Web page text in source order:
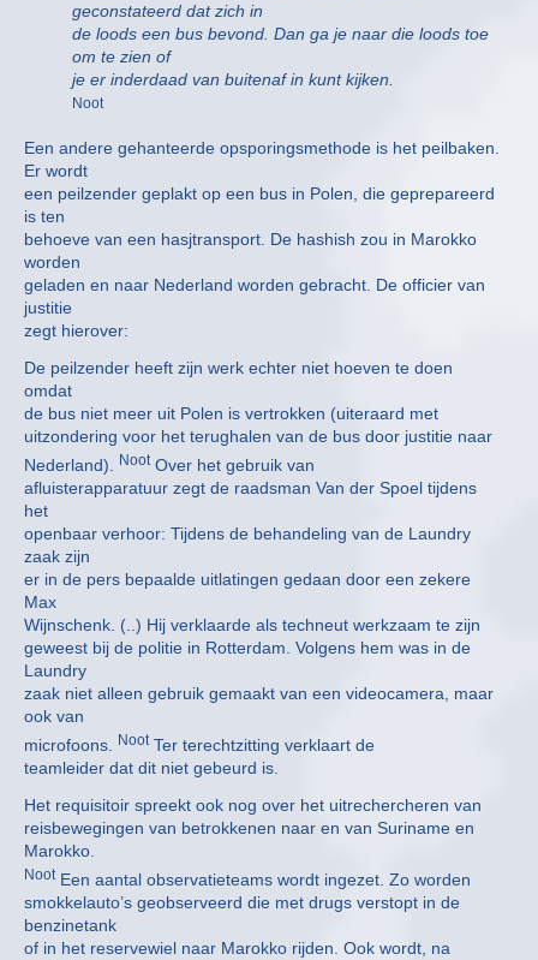
geconstateerd dat zich in
de loods een bus bevond. Dan ga je naar die loods toe
om te zien of
je er inderdaad van buitenaf in kunt kijken.
Noot
Een andere gehanteerde opsporingsmethode is het peilbaken.
Er wordt
een peilzender geplakt op een bus in Polen, die geprepareerd
is ten
behoeve van een hasjtransport. De hashish zou in Marokko
worden
geladen en naar Nederland worden gebracht. De officier van
justitie
zegt hierover:
De peilzender heeft zijn werk echter niet hoeven te doen
omdat
de bus niet meer uit Polen is vertrokken (uiteraard met
uitzondering voor het terughalen van de bus door justitie naar
Nederland). NootOver het gebruik van
afluisterapparatuur zegt de raadsman Van der Spoel tijdens
het
openbaar verhoor: Tijdens de behandeling van de Laundry
zaak zijn
er in de pers bepaalde uitlatingen gedaan door een zekere
Max
Wijnschenk. (..) Hij verklaarde als techneut werkzaam te zijn
geweest bij de politie in Rotterdam. Volgens hem was in de
Laundry
zaak niet alleen gebruik gemaakt van een videocamera, maar
ook van
microfoons. NootTer terechtzitting verklaart de
teamleider dat dit niet gebeurd is.
Het requisitoir spreekt ook nog over het uitrechercheren van
reisbewegingen van betrokkenen naar en van Suriname en
Marokko.
NootEen aantal observatieteams wordt ingezet. Zo worden
smokkelauto’s geobserveerd die met drugs verstopt in de
benzinetank
of in het reservewiel naar Marokko rijden. Ook wordt, na